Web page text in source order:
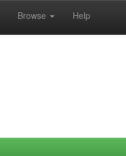
Browse Help